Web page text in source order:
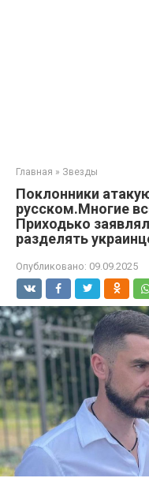
Главная » Звезды
Поклонники
русском.Многие
Приходько
разделять
Опубликовано: 09.09.2025